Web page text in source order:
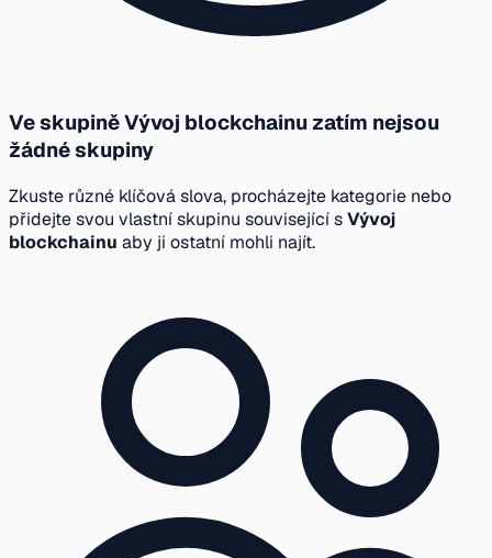
Ve skupině Vývoj blockchainu zatím nejsou
žádné skupiny
Zkuste různé klíčová slova, procházejte kategorie nebo
přidejte svou vlastní skupinu související sVývoj
blockchainu aby ji ostatní mohli najít.